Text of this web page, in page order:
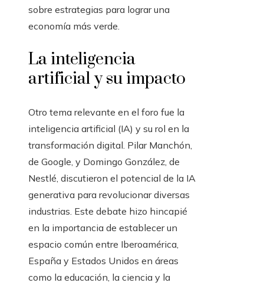
sobre estrategias para lograr una
economía más verde.
La inteligencia
artificial y su impacto
Otro tema relevante en el foro fue la
inteligencia artificial (IA) y su rol en la
transformación digital. Pilar Manchón,
de Google, y Domingo González, de
Nestlé, discutieron el potencial de la IA
generativa para revolucionar diversas
industrias. Este debate hizo hincapié
en la importancia de establecer un
espacio común entre Iberoamérica,
España y Estados Unidos en áreas
como la educación, la ciencia y la